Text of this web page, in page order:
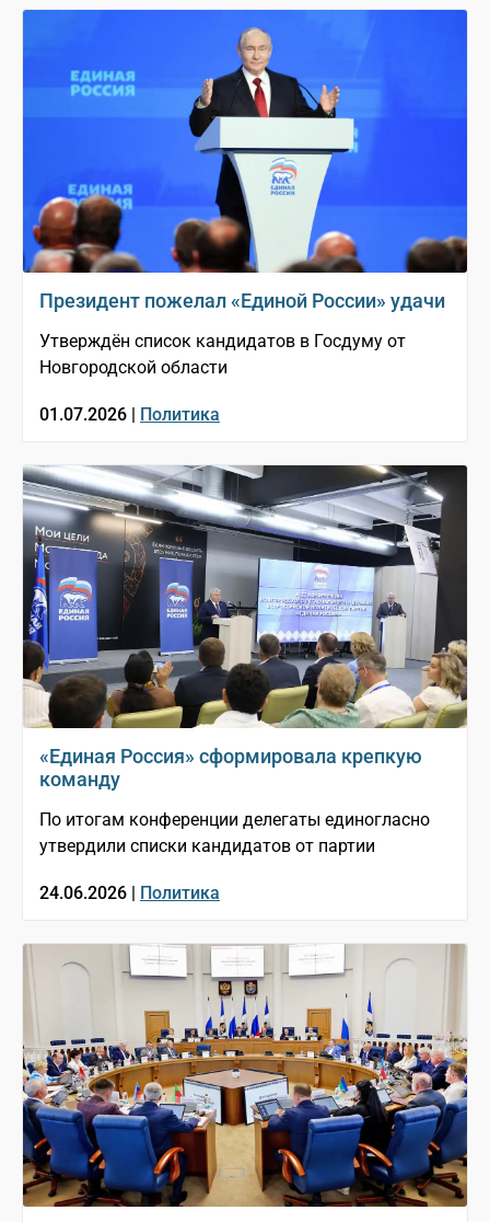
Президент пожелал «Единой России» удачи
Утверждён список кандидатов в Госдуму от
Новгородской области
01.07.2026 | Политика
«Единая Россия» сформировала крепкую
команду
По итогам конференции делегаты единогласно
утвердили списки кандидатов от партии
24.06.2026 | Политика